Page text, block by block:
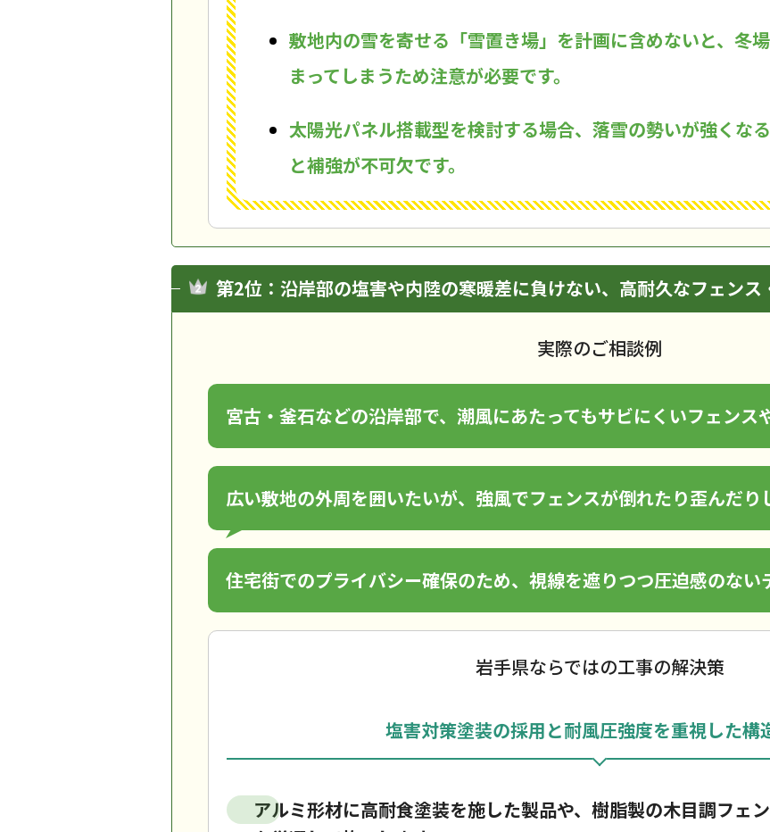
敷地内の雪を寄せる「雪置き場」を計画に含めないと、冬
まってしまうため注意が必要です。
太陽光パネル搭載型を検討する場合、落雪の勢いが強くな
と補強が不可欠です。
第2位：沿岸部の塩害や内陸の寒暖差に負けない、高耐久なフェンス
実際のご相談例
宮古・釜石などの沿岸部で、潮風にあたってもサビにくいフェンス
広い敷地の外周を囲いたいが、強風でフェンスが倒れたり歪んだり
住宅街でのプライバシー確保のため、視線を遮りつつ圧迫感のない
岩手県ならではの工事の解決策
塩害対策塗装の採用と耐風圧強度を重視した構
アルミ形材に高耐食塗装を施した製品や、樹脂製の木目調フェ